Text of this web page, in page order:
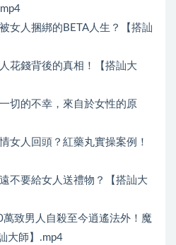
女人捆綁的BETA人生？【搭訕
花錢背後的真相！【搭訕大
切的不幸，來自於女性的原
女人回頭？紅藥丸實操案例！
不要給女人送禮物？【搭訕大
致男人自殺至今逍遙法外！魔
大師】.mp4